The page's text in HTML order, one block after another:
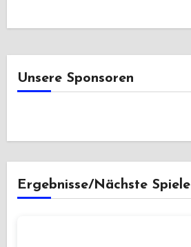
Unsere Sponsoren
Ergebnisse/Nächste Spiele